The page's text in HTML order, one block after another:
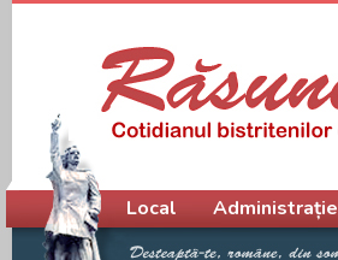
Meniu principal
Local Administrație